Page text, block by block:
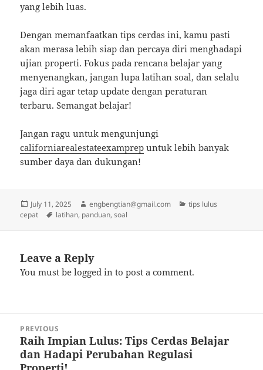
yang lebih luas.
Dengan memanfaatkan tips cerdas ini, kamu pasti
akan merasa lebih siap dan percaya diri menghadapi
ujian properti. Fokus pada rencana belajar yang
menyenangkan, jangan lupa latihan soal, dan selalu
jaga diri agar tetap update dengan peraturan
terbaru. Semangat belajar!
Jangan ragu untuk mengunjungi
californiarealestateexamprep untuk lebih banyak
sumber daya dan dukungan!
Posted
on
July 11, 2025 Author
engbengtian@gmail.com Categories
tips lulus
cepat
Tags
latihan, panduan,soal
Leave a Reply
You must belogged in to post a comment.
navigation
PREVIOUS
Previous
post:
Raih Impian Lulus: Tips Cerdas Belajar
dan Hadapi Perubahan Regulasi